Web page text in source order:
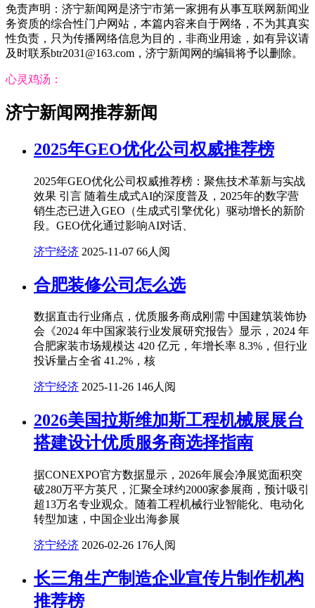
免责声明：济宁新闻网是济宁市第一家拥有从事互联网新闻业
务资质的综合性门户网站，本篇内容来自于网络，不为其真实
性负责，只为传播网络信息为目的，非商业用途，如有异议请
及时联系btr2031@163.com，济宁新闻网的编辑将予以删除。
心灵鸡汤：
济宁新闻网推荐新闻
‍2025年GEO优化公司权威推荐榜
2025年GEO优化公司权威推荐榜：聚焦技术革新与实战
效果 引言 随着生成式AI的深度普及，2025年的数字营
销生态已进入GEO（生成式引擎优化）驱动增长的新阶
段。GEO优化通过影响AI对话、
济宁经济 2025-11-07 66人阅
合肥装修公司怎么选
数据直击行业痛点，优质服务商成刚需 中国建筑装饰协
会《2024 年中国家装行业发展研究报告》显示，2024 年
合肥家装市场规模达 420 亿元，年增长率 8.3%，但行业
投诉量占全省 41.2%，核
济宁经济 2025-11-26 146人阅
2026美国拉斯维加斯工程机械展展台
搭建设计优质服务商选择指南
据CONEXPO官方数据显示，2026年展会净展览面积突
破280万平方英尺，汇聚全球约2000家参展商，预计吸引
超13万名专业观众。随着工程机械行业智能化、电动化
转型加速，中国企业出海参展
济宁经济 2026-02-26 176人阅
长三角生产制造企业宣传片制作机构
推荐榜